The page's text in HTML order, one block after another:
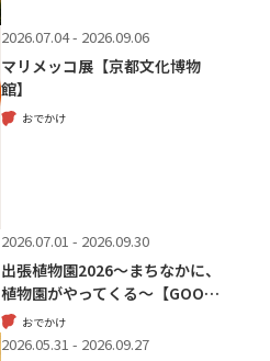
2026.07.04 - 2026.09.06
マリメッコ展【京都文化博物
館】
おでかけ
2026.07.01 - 2026.09.30
出張植物園2026～まちなかに、
植物園がやってくる～【GOO…
おでかけ
2026.05.31 - 2026.09.27